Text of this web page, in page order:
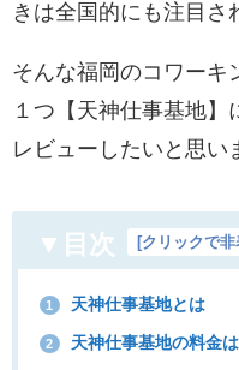
きは全国的にも注目さ
そんな福岡のコワーキ
１つ【天神仕事基地
レビューしたいと思い
▼目次 [クリックで非
1 天神仕事基地とは
2 天神仕事基地の料金は